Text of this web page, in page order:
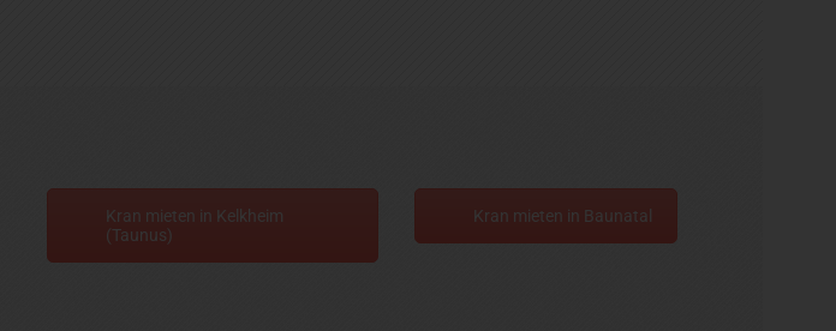
Kran mieten in Kelkheim
(Taunus)
Kran mieten in Baunatal